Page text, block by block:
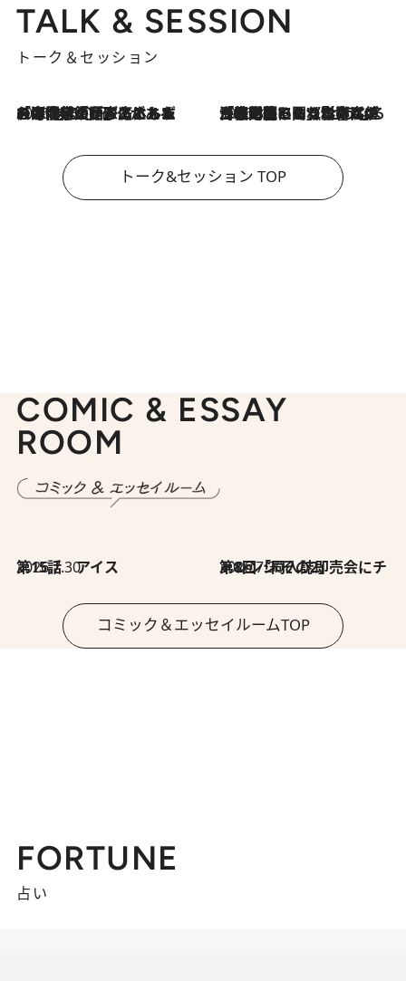
TALK & SESSION
トーク＆セッション
2026.8.3
「今後値上げがあるとすれば…」「リスクがあるのは今年の冬」エネルギー専門家が語る、ホルムズ海峡封鎖が家庭にもたらす“ある心配” 2026.8.3
「住宅建てられない…」「サーチャージ料の高値が続いている」ホルムズ海峡封鎖による影響はいつまで続く？《エネルギー専門家に聞く“どうなる日本の暮らし”》
トーク&セッション TOP
COMIC & ESSAY
ROOM
2026.7.30
第15話 アイス 2026.7.30
第8回「同人誌即売会にチャレンジ その2」
コミック＆エッセイルームTOP
FORTUNE
占い